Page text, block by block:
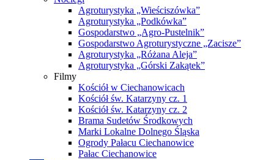
Agroturystyka „Wieściszówka”
Agroturystyka „Podkówka”
Gospodarstwo „Agro-Pustelnik”
Gospodarstwo Agroturystyczne „Zacisze”
Agroturystyka „Różana Aleja”
Agroturystyka „Górski Zakątek”
Filmy
Kościół w Ciechanowicach
Kościół św. Katarzyny cz. 1
Kościół św. Katarzyny cz. 2
Brama Sudetów Środkowych
Marki Lokalne Dolnego Śląska
Ogrody Pałacu Ciechanowice
Pałac Ciechanowice